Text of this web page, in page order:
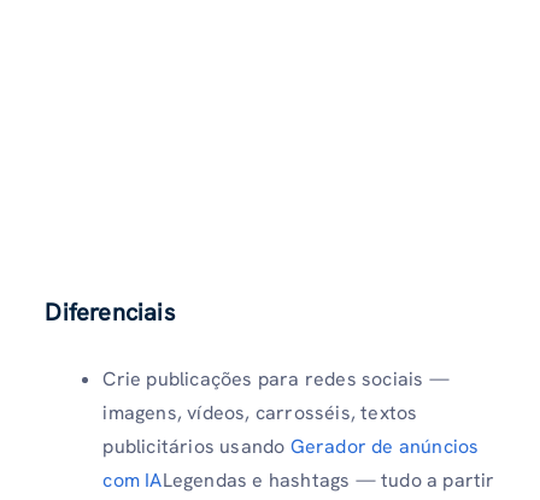
Diferenciais
Crie publicações para redes sociais —
imagens, vídeos, carrosséis, textos
publicitários usando Gerador de anúncios
com IALegendas e hashtags — tudo a partir